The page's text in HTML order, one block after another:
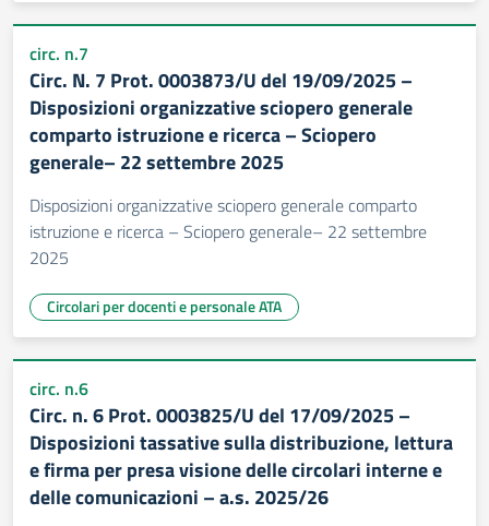
circ. n.7
Circ. N. 7 Prot. 0003873/U del 19/09/2025 –
Disposizioni organizzative sciopero generale
comparto istruzione e ricerca – Sciopero
generale– 22 settembre 2025
Disposizioni organizzative sciopero generale comparto
istruzione e ricerca – Sciopero generale– 22 settembre
2025
Circolari per docenti e personale ATA
circ. n.6
Circ. n. 6 Prot. 0003825/U del 17/09/2025 –
Disposizioni tassative sulla distribuzione, lettura
e firma per presa visione delle circolari interne e
delle comunicazioni – a.s. 2025/26